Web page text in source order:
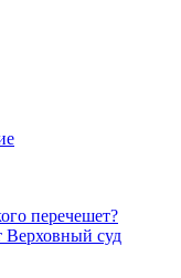
перечешет?
Верховный суд